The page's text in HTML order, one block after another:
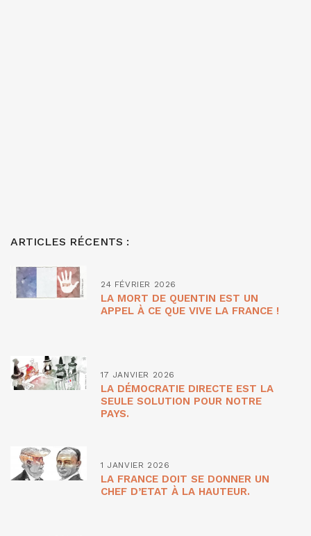
ARTICLES RÉCENTS :
24 FÉVRIER 2026
LA MORT DE QUENTIN EST UN
APPEL À CE QUE VIVE LA FRANCE !
17 JANVIER 2026
LA DÉMOCRATIE DIRECTE EST LA
SEULE SOLUTION POUR NOTRE
PAYS.
1 JANVIER 2026
LA FRANCE DOIT SE DONNER UN
CHEF D’ETAT À LA HAUTEUR.